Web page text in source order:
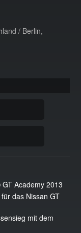
/ Berlin,
Academy 2013
das Nissan GT
mit dem